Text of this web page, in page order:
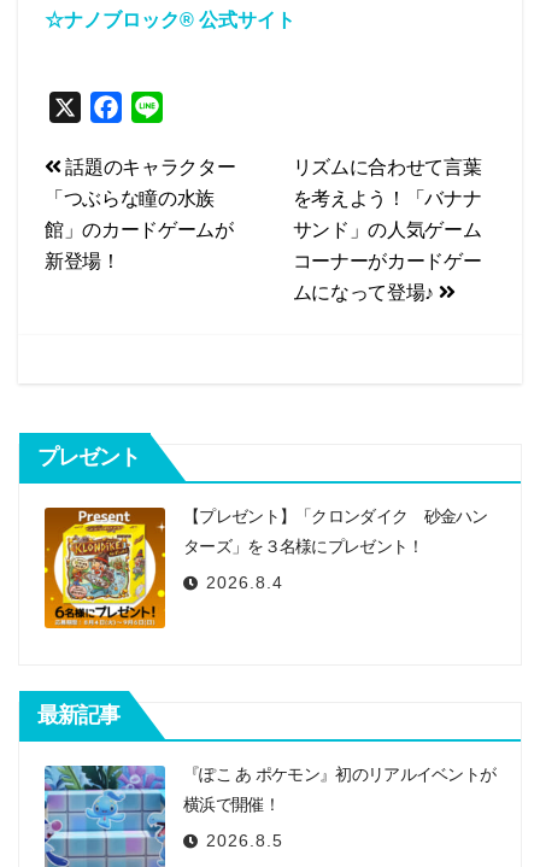
☆ナノブロック® 公式サイト
c
e
b
n
e
投
稿
ナ
シ
ョ
ン
リズムに合わせて言葉
を考えよう！「バナナ
サンド」の人気ゲーム
コーナーがカードゲー
ムになって登場♪
話題のキャラクター
「つぶらな瞳の水族
館」のカードゲームが
新登場！
プレゼント
【プレゼント】「クロンダイク 砂金ハン
ターズ」を３名様にプレゼント！
2026.8.4
最新記事
『ぽこ あ ポケモン』初のリアルイベントが
横浜で開催！
2026.8.5